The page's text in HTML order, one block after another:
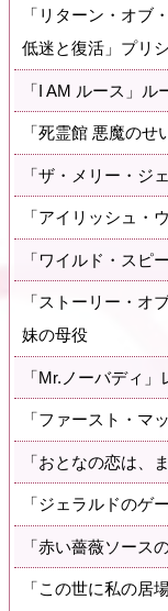
「リターン・オブ
低迷と復活」プリ
「I AM ルース」ル
「死霊館 悪魔の
「ザ・メリー・ジ
「アイリッシュ・
「ワイルド・ス
「ストーリー・オ
妹の母役
「Mr.ノーバディ
「ファースト・マ
「おとなの恋は、
「ジェラルドのゲ
「赤い薔薇ソース
「この世に私の居